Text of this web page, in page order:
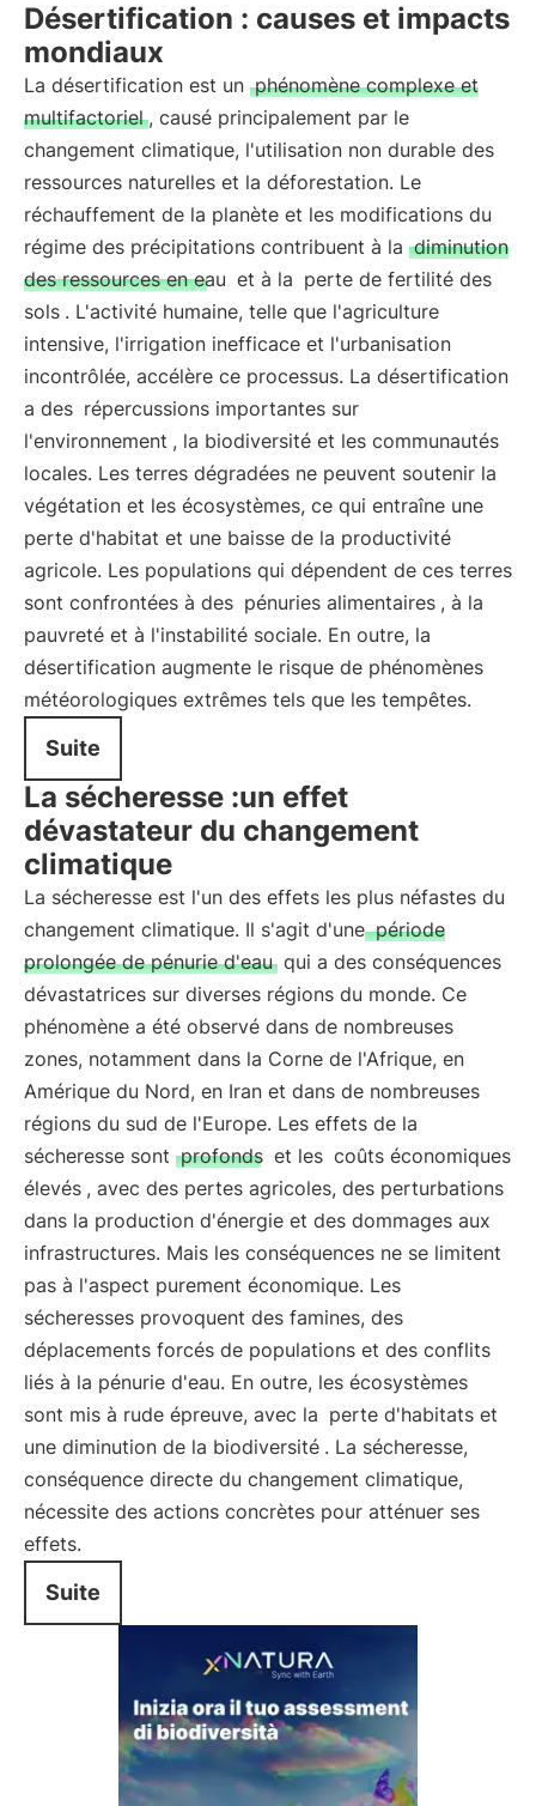
Désertification : causes et impacts
mondiaux
La désertification est un phénomène complexe et
multifactoriel , causé principalement par le
changement climatique, l'utilisation non durable des
ressources naturelles et la déforestation. Le
réchauffement de la planète et les modifications du
régime des précipitations contribuent à la diminution
des ressources en eau et à la perte de fertilité des
sols . L'activité humaine, telle que l'agriculture
intensive, l'irrigation inefficace et l'urbanisation
incontrôlée, accélère ce processus. La désertification
a des répercussions importantes sur
l'environnement , la biodiversité et les communautés
locales. Les terres dégradées ne peuvent soutenir la
végétation et les écosystèmes, ce qui entraîne une
perte d'habitat et une baisse de la productivité
agricole. Les populations qui dépendent de ces terres
sont confrontées à des pénuries alimentaires , à la
pauvreté et à l'instabilité sociale. En outre, la
désertification augmente le risque de phénomènes
météorologiques extrêmes tels que les tempêtes.
Suite
La sécheresse :un effet
dévastateur du changement
climatique
La sécheresse est l'un des effets les plus néfastes du
changement climatique. Il s'agit d'une période
prolongée de pénurie d'eau qui a des conséquences
dévastatrices sur diverses régions du monde. Ce
phénomène a été observé dans de nombreuses
zones, notamment dans la Corne de l'Afrique, en
Amérique du Nord, en Iran et dans de nombreuses
régions du sud de l'Europe. Les effets de la
sécheresse sont profonds et les coûts économiques
élevés , avec des pertes agricoles, des perturbations
dans la production d'énergie et des dommages aux
infrastructures. Mais les conséquences ne se limitent
pas à l'aspect purement économique. Les
sécheresses provoquent des famines, des
déplacements forcés de populations et des conflits
liés à la pénurie d'eau. En outre, les écosystèmes
sont mis à rude épreuve, avec la perte d'habitats et
une diminution de la biodiversité . La sécheresse,
conséquence directe du changement climatique,
nécessite des actions concrètes pour atténuer ses
effets.
Suite